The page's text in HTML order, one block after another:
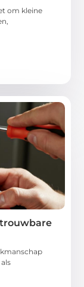
om kleine